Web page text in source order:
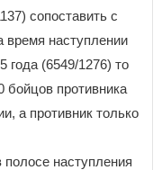
сопоставить с
время наступлении
года (6549/1276) то
противника
а противник только
полосе наступления